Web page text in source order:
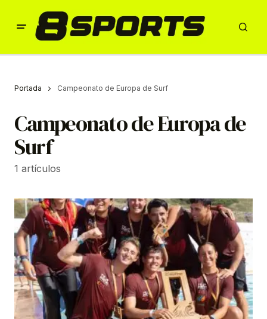
Portada Campeonato de Europa de Surf
Campeonato de Europa de
Surf
1 artículos